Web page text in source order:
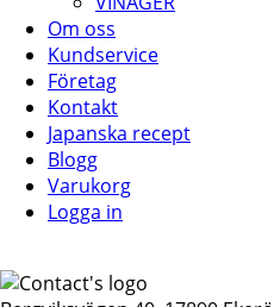
Om oss
Kundservice
Företag
Kontakt
Japanska recept
Blogg
Varukorg
Logga in